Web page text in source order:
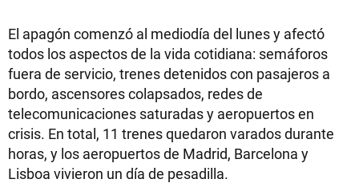
El apagón comenzó al mediodía del lunes y afectó
todos los aspectos de la vida cotidiana: semáforos
fuera de servicio, trenes detenidos con pasajeros a
bordo, ascensores colapsados, redes de
telecomunicaciones saturadas y aeropuertos en
crisis. En total, 11 trenes quedaron varados durante
horas, y los aeropuertos de Madrid, Barcelona y
Lisboa vivieron un día de pesadilla.